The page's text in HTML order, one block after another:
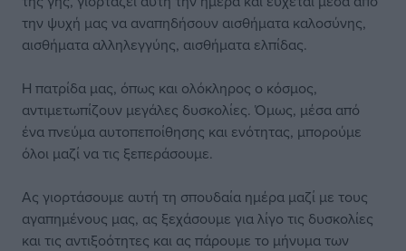
την ψυχή μας να αναπηδήσουν αισθήματα καλοσύνης,
αισθήματα αλληλεγγύης, αισθήματα ελπίδας.
Η πατρίδα μας, όπως και ολόκληρος ο κόσμος,
αντιμετωπίζουν μεγάλες δυσκολίες. Όμως, μέσα από
ένα πνεύμα αυτοπεποίθησης και ενότητας, μπορούμε
όλοι μαζί να τις ξεπεράσουμε.
Ας γιορτάσουμε αυτή τη σπουδαία ημέρα μαζί με τους
αγαπημένους μας, ας ξεχάσουμε για λίγο τις δυσκολίες
και τις αντιξοότητες και ας πάρουμε το μήνυμα των